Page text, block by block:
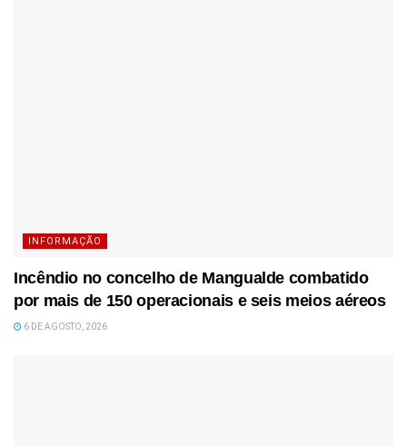
INFORMAÇÃO
Incêndio no concelho de Mangualde combatido
por mais de 150 operacionais e seis meios aéreos
6 DE AGOSTO, 2026